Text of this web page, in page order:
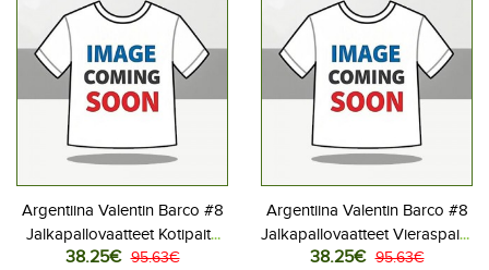
Argentiina Valentin Barco #8
Jalkapallovaatteet Kotipaita
MM-kisat 2026 Lyhythihainen
38.25€ 95.63€
Argentiina Valentin Barco #8
Jalkapallovaatteet Vieraspaita
MM-kisat 2026 Lyhythihainen
38.25€ 95.63€